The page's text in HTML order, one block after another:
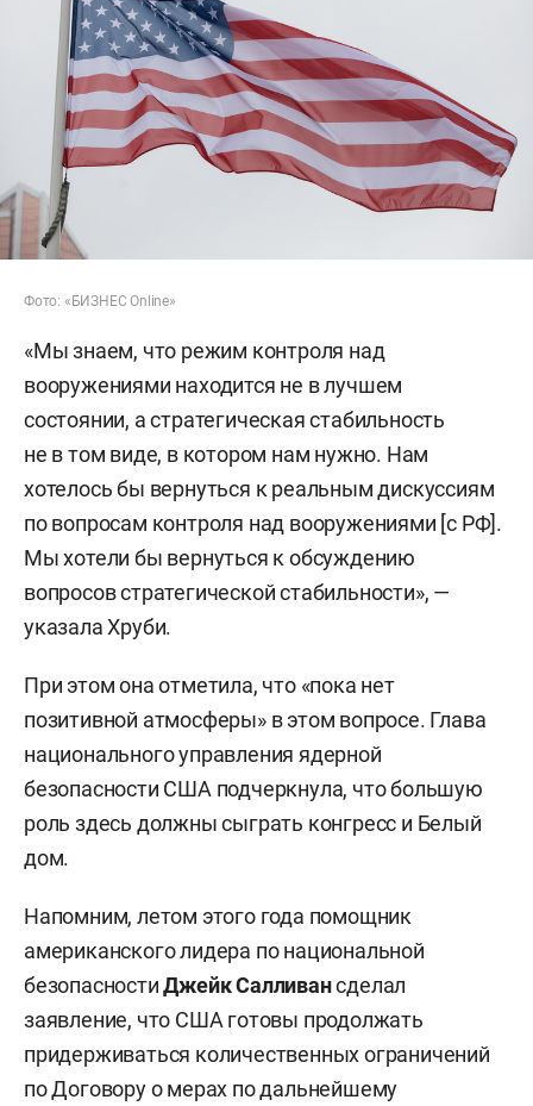
Фото: «БИЗНЕС Online»
«Мы знаем, что режим контроля над
вооружениями находится не в лучшем
состоянии, а стратегическая стабильность
не в том виде, в котором нам нужно. Нам
хотелось бы вернуться к реальным дискуссиям
по вопросам контроля над вооружениями [с РФ].
Мы хотели бы вернуться к обсуждению
вопросов стратегической стабильности», —
указала Хруби.
При этом она отметила, что «пока нет
позитивной атмосферы» в этом вопросе. Глава
национального управления ядерной
безопасности США подчеркнула, что большую
роль здесь должны сыграть конгресс и Белый
дом.
Напомним, летом этого года помощник
американского лидера по национальной
безопасностиДжейк Салливансделал
заявление, что США готовы продолжать
придерживаться количественных ограничений
по Договору о мерах по дальнейшему